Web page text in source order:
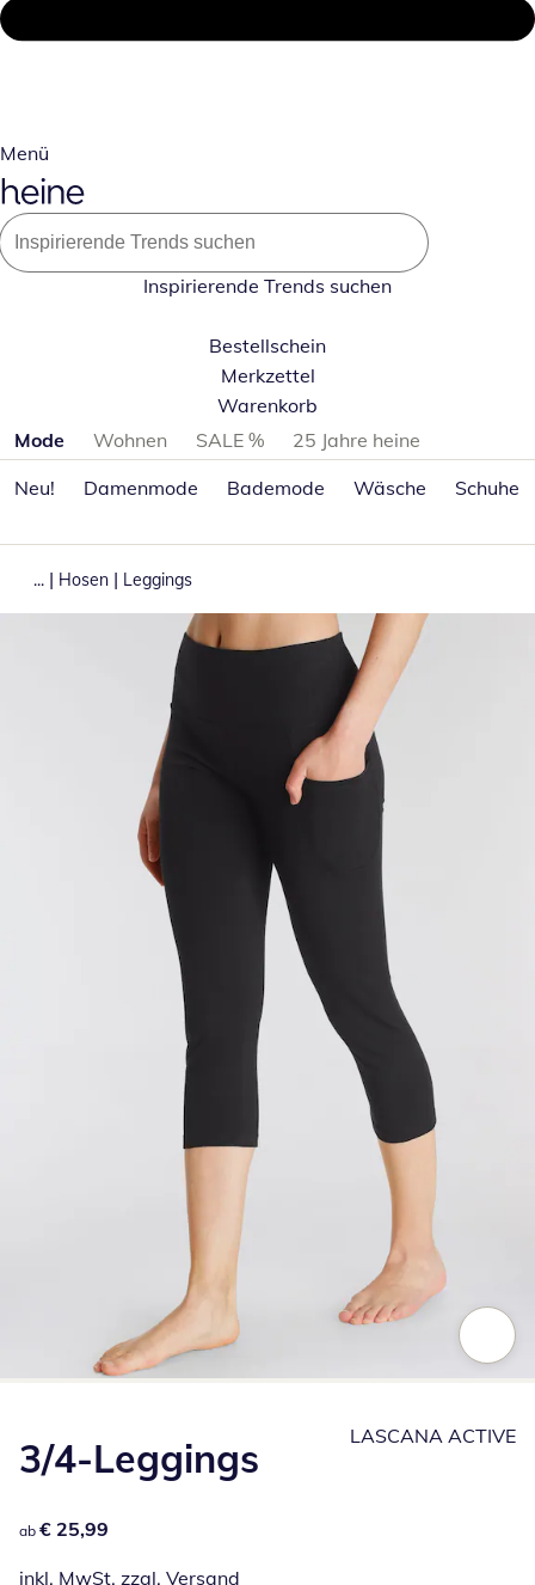
Menü
Inspirierende Trends suchen
Bestellschein
Merkzettel
Warenkorb
Produktkategorien überspringen
Mode Wohnen SALE %
25 Jahre heine
Neu!
Damenmode Bademode Wäsche Schuhe
... | Hosen | Leggings
3/4-Leggings
€ 25,99
ab € 25,99
inkl. MwSt. zzgl. Versand
LASCANA ACTIVE